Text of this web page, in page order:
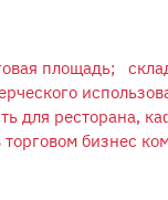
площадь;
для ресторана,
торговом бизнес